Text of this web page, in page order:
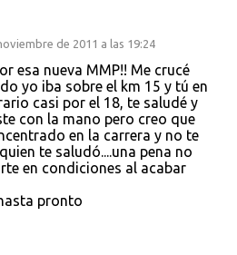
de 2011 a las 19:24
esa nueva MMP!! Me crucé
yo iba sobre el km 15 y tú en
casi por el 18, te saludé y
con la mano pero creo que
en la carrera y no te
te saludó....una pena no
en condiciones al acabar
pronto